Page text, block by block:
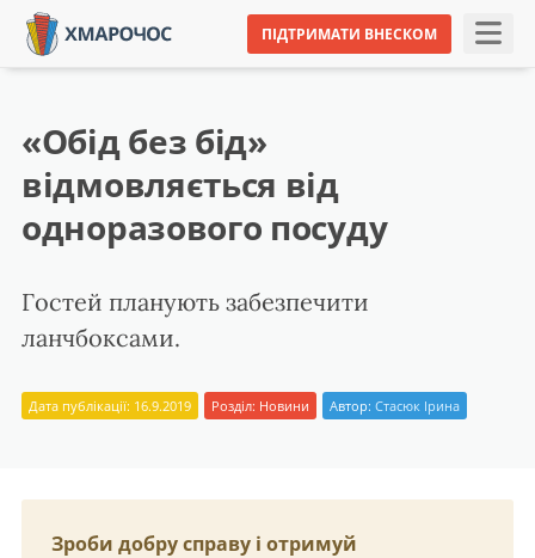
ПІДТРИМАТИ ВНЕСКОМ
«Обід без бід»
відмовляється від
одноразового посуду
Гостей планують забезпечити
ланчбоксами.
Дата публікації: 16.9.2019 Розділ: Новини Автор: Стасюк Ірина
Зроби добру справу і отримуй